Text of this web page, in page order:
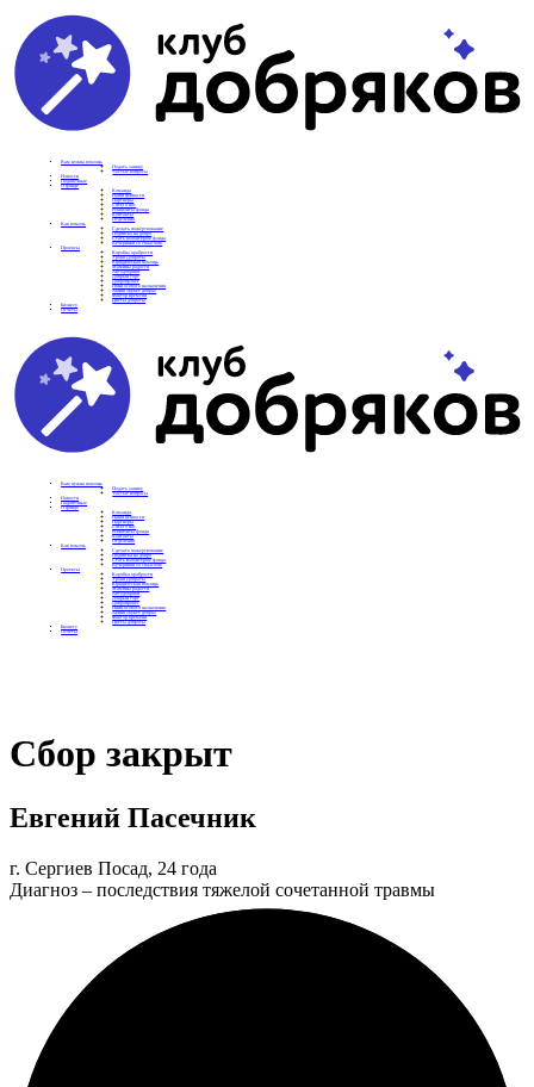
Вам нужна помощь
Подать заявку
Частые вопросы
Новости
Подопечные
О фонде
Команда
Наши ценности
Партнеры
СМИ о нас
Реквизиты фонда
Контакты
Отделения
Как помочь
Сделать пожертвование
Подписка на добро
Стать волонтером фонда
Вечеринки со смыслом
Проекты
Коробка храбрости
Уроки Доброты
Юридическая помощь
Мамины радости
Автодобряки
Добрый торт
Добропробег
Няни особого назначения
Акция «Букет добра»
Фактор времени
Цветы доброты
Бизнесу
Отчеты
Вам нужна помощь
Подать заявку
Частые вопросы
Новости
Подопечные
О фонде
Команда
Наши ценности
Партнеры
СМИ о нас
Реквизиты фонда
Контакты
Отделения
Как помочь
Сделать пожертвование
Подписка на добро
Стать волонтером фонда
Вечеринки со смыслом
Проекты
Коробка храбрости
Уроки Доброты
Юридическая помощь
Мамины радости
Автодобряки
Добрый торт
Добропробег
Няни особого назначения
Акция «Букет добра»
Фактор времени
Цветы доброты
Бизнесу
Отчеты
Сбор закрыт
Евгений Пасечник
г. Сергиев Посад, 24 года
Диагноз – последствия тяжелой сочетанной травмы